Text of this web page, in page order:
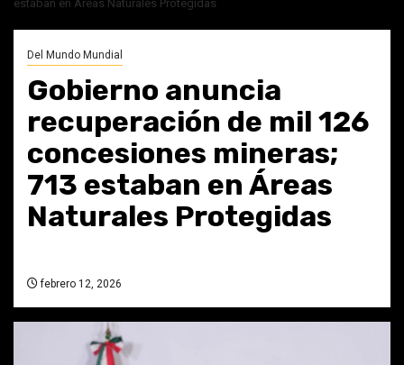
estaban en Áreas Naturales Protegidas
Del Mundo Mundial
Gobierno anuncia
recuperación de mil 126
concesiones mineras;
713 estaban en Áreas
Naturales Protegidas
febrero 12, 2026